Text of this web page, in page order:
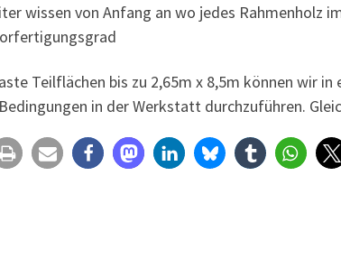
wissen von Anfang an wo jedes Rahmenholz
Teilflächen bis zu 2,65m x 8,5m können wir
in der Werkstatt durchzuführen.